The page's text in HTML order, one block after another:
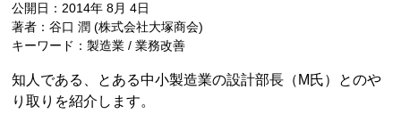
公開日：2014年 8月 4日
著者：谷口 潤 (株式会社大塚商会)
キーワード：製造業 / 業務改善
知人である、とある中小製造業の設計部長（M氏）とのや
り取りを紹介します。